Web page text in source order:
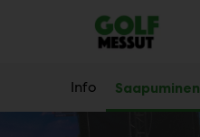
Info Saapuminen